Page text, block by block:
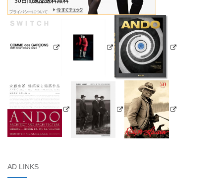
AD LINKS